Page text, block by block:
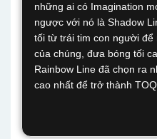
những ai có Imagination
ngược với nó là Shadow
tối từ trái tim con người
của chúng, đưa bóng tối
Rainbow Line đã chọn ra
cao nhất để trở thành